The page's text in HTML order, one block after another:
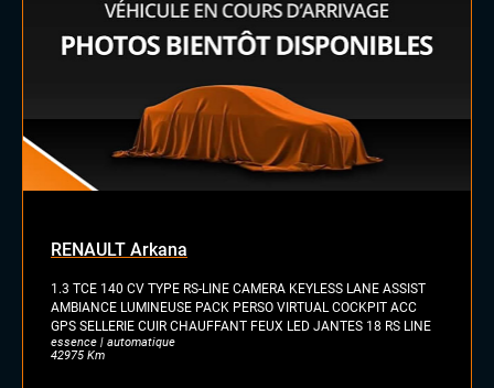
Eclairage d'ambiance
Pack Carbone
Rétroviseurs électriques
Sellerie Cuir Alcantara
Sièges sport
Vitres électriques
Volant cuir
Volant sport
RENAULT Arkana
1.3 TCE 140 CV TYPE RS-LINE CAMERA KEYLESS LANE ASSIST
AMBIANCE LUMINEUSE PACK PERSO VIRTUAL COCKPIT ACC
GPS SELLERIE CUIR CHAUFFANT FEUX LED JANTES 18 RS LINE
essence | automatique
42975 Km